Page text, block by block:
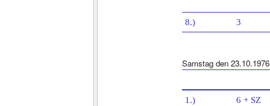
8.) 3
Samstag den 23.10.1976
1.) 6 + SZ